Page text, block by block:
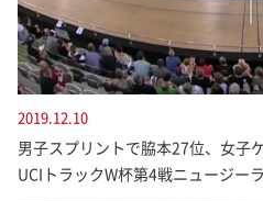
2019.12.10
男子スプリントで脇本27位、女子
UCIトラックW杯第4戦ニュージーラ